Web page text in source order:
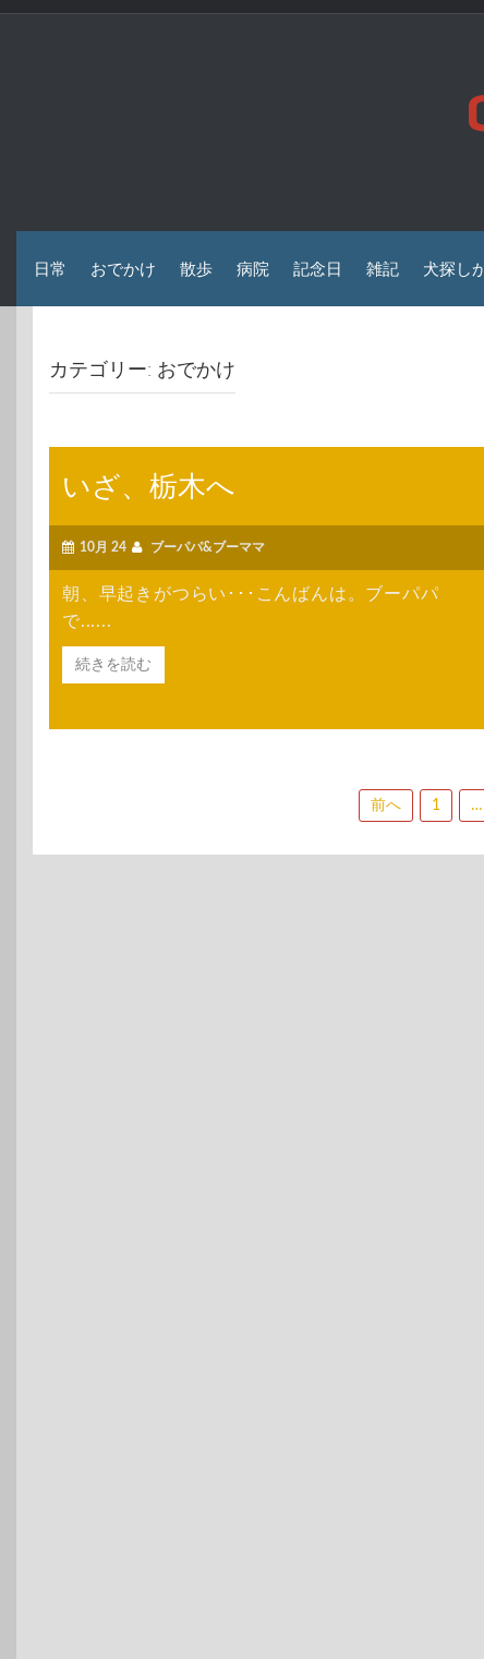
コ
日常 おでかけ 散歩 病院 記念日 雑記 犬探し
カテゴリー: おでかけ
いざ、栃木へ
10月 24 ブーパパ&ブーママ
朝、早起きがつらい･･･こんばんは。ブーパパ
で......
続きを読む
前へ 1 …